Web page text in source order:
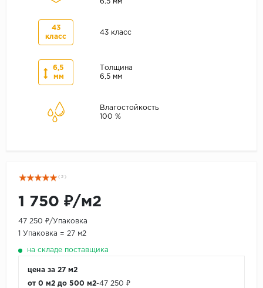
6.5 мм
43
класс
43 класс
6,5
мм
Толщина
6,5 мм
Влагостойкость
100 %
( 2 )
1 750 ₽/м2
47 250 ₽/Упаковка
1 Упаковка = 27 м2
на складе поставщика
цена за 27 м2
от 0 м2 до 500 м2-47 250 ₽